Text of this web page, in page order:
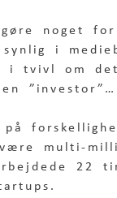
noget
i
i tvivl om
være multi-
22